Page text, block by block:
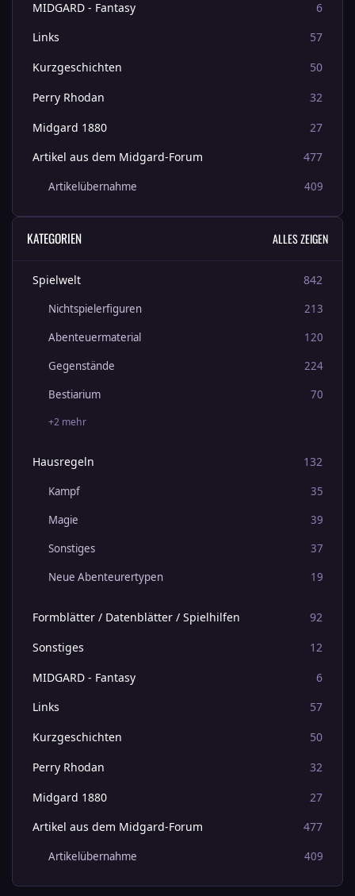
MIDGARD - Fantasy
6
Links
57
Kurzgeschichten
50
Perry Rhodan
32
Midgard 1880
27
Artikel aus dem Midgard-Forum
477
Artikelübernahme 409
KATEGORIEN ALLES ZEIGEN
Spielwelt 842
Nichtspielerfiguren
213
Abenteuermaterial
120
Gegenstände
224
Bestiarium
70
+2 mehr
Hausregeln 132
Kampf
35
Magie
39
Sonstiges
37
Neue Abenteurertypen
19
Formblätter / Datenblätter / Spielhilfen
92
Sonstiges
12
MIDGARD - Fantasy
6
Links
57
Kurzgeschichten
50
Perry Rhodan
32
Midgard 1880
27
Artikel aus dem Midgard-Forum
477
Artikelübernahme 409